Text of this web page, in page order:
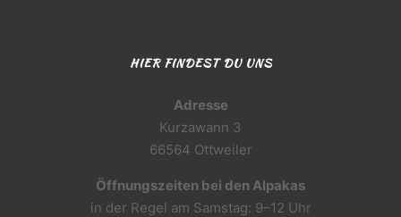
HIER FINDEST DU UNS
Adresse
Kurzawann 3
66564 Ottweiler
Öffnungszeiten bei den Alpakas
in der Regel am Samstag: 9–12 Uhr